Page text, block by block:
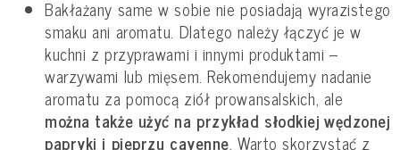
Bakłażany same w sobie nie posiadają wyrazistego
smaku ani aromatu. Dlatego należy łączyć je w
kuchni z przyprawami i innymi produktami –
warzywami lub mięsem. Rekomendujemy nadanie
aromatu za pomocą ziół prowansalskich, ale
można także użyć na przykład słodkiej wędzonej
papryki i pieprzu cayenne. Warto skorzystać z